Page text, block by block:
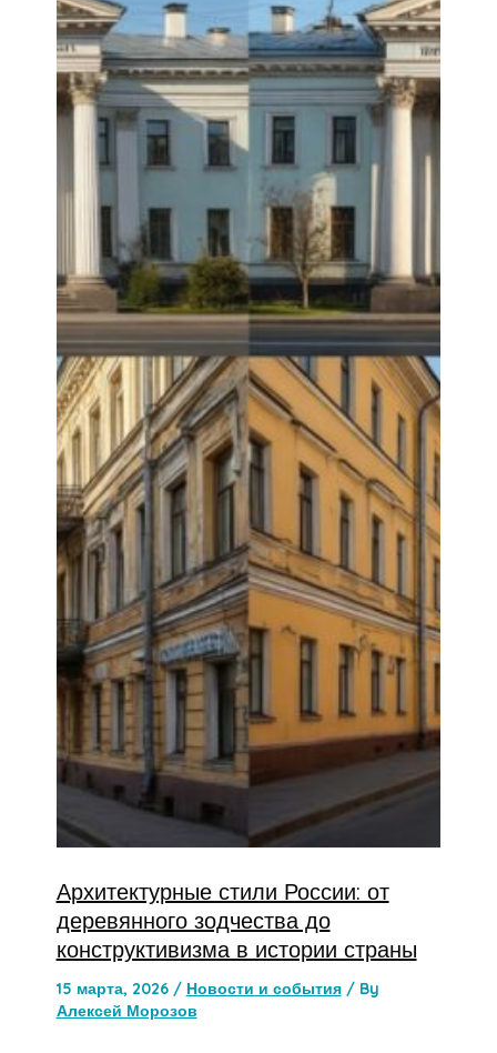
Архитектурные стили России: от
деревянного зодчества до
конструктивизма в истории страны
15 марта, 2026 / Новости и события/ By
Алексей Морозов